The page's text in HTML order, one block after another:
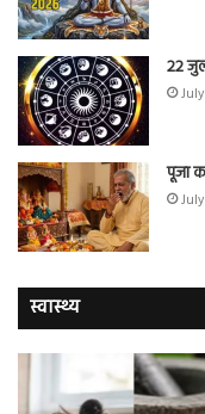
22
पूजा
स्वास्थ्य